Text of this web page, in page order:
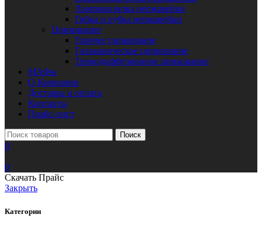
Лазерная резка нержавейки
Гибка и рубка нержавейки
Цинкование
Горячее цинкование
Гальваническое цинкование
Термодиффузионное цинкование
МАФы
О Компании
Доставка и оплата
Контакты
Прайс-лист
Поиск
0
0
Скачать Прайс
Закрыть
Категории